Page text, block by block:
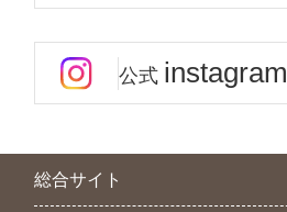
公式 instagram
総合サイト